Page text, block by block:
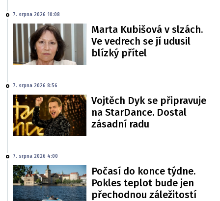
7. srpna 2026 10:08
Marta Kubišová v slzách.
Ve vedrech se jí udusil
blízký přítel
7. srpna 2026 8:56
Vojtěch Dyk se připravuje
na StarDance. Dostal
zásadní radu
7. srpna 2026 4:00
Počasí do konce týdne.
Pokles teplot bude jen
přechodnou záležitostí